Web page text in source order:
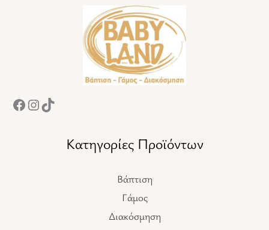
Κατηγορίες Προϊόντων
Βάπτιση
Γάμος
Διακόσμηση